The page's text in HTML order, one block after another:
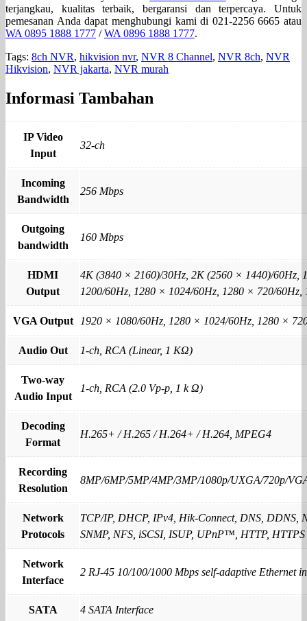
terjangkau, kualitas terbaik, bergaransi dan terpercaya. Untuk
pemesanan Anda dapat menghubungi kami di 021-2256 6665 atau
WA 0895 1888 1777 /WA 0896 1888 1777.
Tags: 8ch NVR, hikvision nvr, NVR 8 Channel, NVR 8ch, NVR
Hikvision, NVR jakarta, NVR murah
Informasi Tambahan
IP Video
Input
32-ch
Incoming
Bandwidth
256 Mbps
Outgoing
bandwidth
160 Mbps
HDMI
Output
4K (3840 × 2160)/30Hz, 2K (2560 × 1440)/60Hz,
1200/60Hz, 1280 × 1024/60Hz, 1280 × 720/60Hz,
VGA Output 1920 × 1080/60Hz, 1280 × 1024/60Hz, 1280 ×
Audio Out 1-ch, RCA (Linear, 1 KΩ)
Two-way
Audio Input
1-ch, RCA (2.0 Vp-p, 1 k Ω)
Decoding
Format
H.265+ / H.265 / H.264+ / H.264, MPEG4
Recording
Resolution
8MP/6MP/5MP/4MP/3MP/1080p/UXGA/720p/
Network
Protocols
TCP/IP, DHCP, IPv4, Hik-Connect, DNS, DDNS,
SNMP, NFS, iSCSI, ISUP, UPnP™, HTTP, HTTPS
Network
Interface
2 RJ-45 10/100/1000 Mbps self-adaptive Ethernet
SATA 4 SATA Interface